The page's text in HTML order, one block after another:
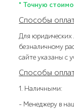
* Точную
Способы
Для юридических
безналичному
сайте указаны с
Способы
1. Наличными:
- Менеджеру в